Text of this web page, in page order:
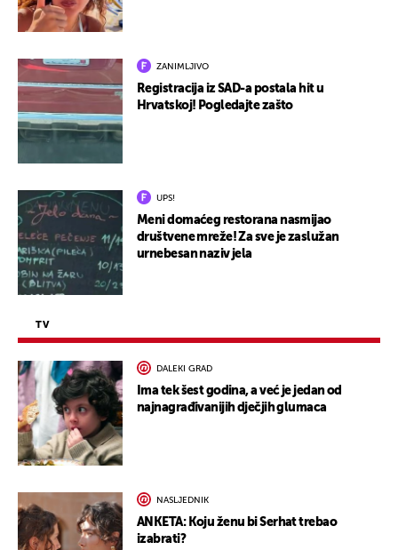
ZANIMLJIVO
Registracija iz SAD-a postala hit u
Hrvatskoj! Pogledajte zašto
UPS!
Meni domaćeg restorana nasmijao
društvene mreže! Za sve je zaslužan
urnebesan naziv jela
TV
DALEKI GRAD
Ima tek šest godina, a već je jedan od
najnagrađivanijih dječjih glumaca
NASLJEDNIK
ANKETA: Koju ženu bi Serhat trebao
izabrati?